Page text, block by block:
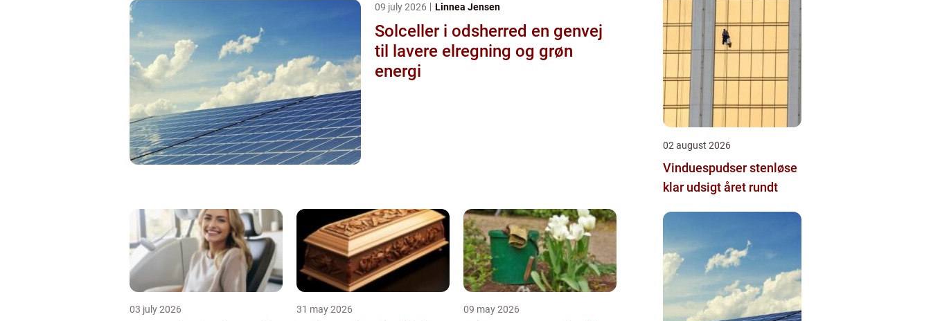
09 july 2026 Linnea Jensen
Solceller i odsherred en genvej
til lavere elregning og grøn
energi
03 july 2026 31 may 2026 09 may 2026
02 august 2026
Vinduespudser stenløse
klar udsigt året rundt